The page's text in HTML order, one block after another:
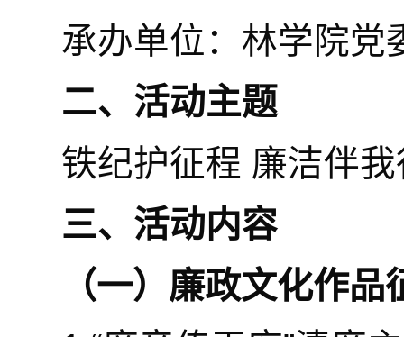
承办单位：林学院党
二、活动主题
铁纪护征程 廉洁伴我
三、活动内容
（一）廉政文化作品